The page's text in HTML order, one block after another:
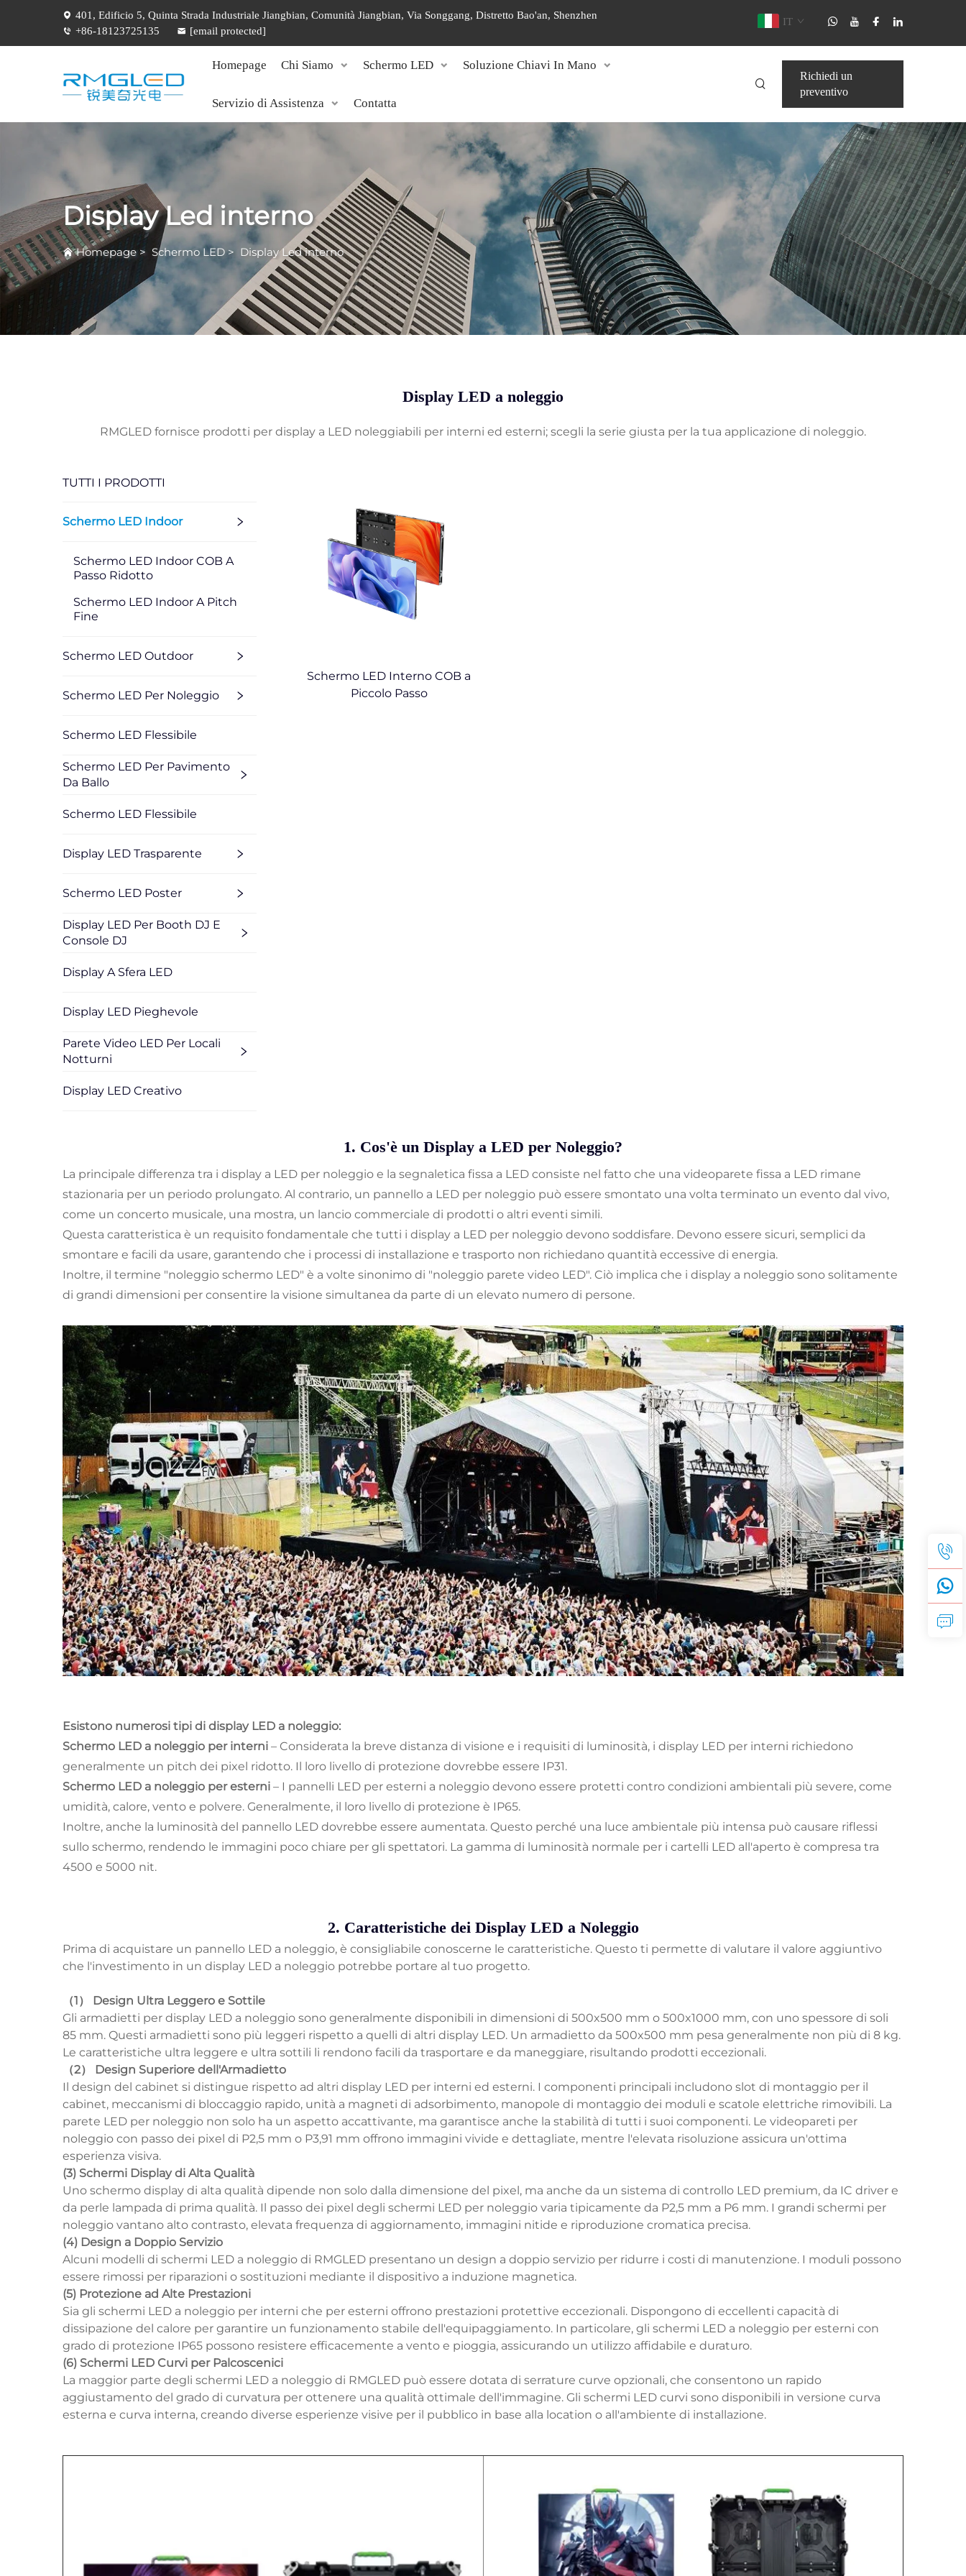
401, Edificio 5, Quinta Strada Industriale Jiangbian, Comunità Jiangbian, Via Songgang, Distretto Bao'an, Shenzhen
+86-18123725135
[email protected]
IT
Homepage Chi Siamo Schermo LED Soluzione Chiavi In Mano
Servizio di Assistenza Contatta
Richiedi un
preventivo
Display Led interno
Homepage> Schermo LED> Display Led interno
Display LED a noleggio
RMGLED fornisce prodotti per display a LED noleggiabili per interni ed esterni; scegli la serie giusta per la tua applicazione di noleggio.
TUTTI I PRODOTTI
Schermo LED Indoor
Schermo LED Indoor COB A
Passo Ridotto
Schermo LED Indoor A Pitch
Fine
Schermo LED Outdoor
Schermo LED Per Noleggio
Schermo LED Flessibile
Schermo LED Per Pavimento
Da Ballo
Schermo LED Flessibile
Display LED Trasparente
Schermo LED Poster
Display LED Per Booth DJ E
Console DJ
Display A Sfera LED
Display LED Pieghevole
Parete Video LED Per Locali
Notturni
Display LED Creativo
Schermo LED Interno COB a
Piccolo Passo
1. Cos'è un Display a LED per Noleggio?
La principale differenza tra i display a LED per noleggio e la segnaletica fissa a LED consiste nel fatto che una videoparete fissa a LED rimane
stazionaria per un periodo prolungato. Al contrario, un pannello a LED per noleggio può essere smontato una volta terminato un evento dal vivo,
come un concerto musicale, una mostra, un lancio commerciale di prodotti o altri eventi simili.
Questa caratteristica è un requisito fondamentale che tutti i display a LED per noleggio devono soddisfare. Devono essere sicuri, semplici da
smontare e facili da usare, garantendo che i processi di installazione e trasporto non richiedano quantità eccessive di energia.
Inoltre, il termine "noleggio schermo LED" è a volte sinonimo di "noleggio parete video LED". Ciò implica che i display a noleggio sono solitamente
di grandi dimensioni per consentire la visione simultanea da parte di un elevato numero di persone.
Esistono numerosi tipi di display LED a noleggio:
Schermo LED a noleggio per interni – Considerata la breve distanza di visione e i requisiti di luminosità, i display LED per interni richiedono
generalmente un pitch dei pixel ridotto. Il loro livello di protezione dovrebbe essere IP31.
Schermo LED a noleggio per esterni – I pannelli LED per esterni a noleggio devono essere protetti contro condizioni ambientali più severe, come
umidità, calore, vento e polvere. Generalmente, il loro livello di protezione è IP65.
Inoltre, anche la luminosità del pannello LED dovrebbe essere aumentata. Questo perché una luce ambientale più intensa può causare riflessi
sullo schermo, rendendo le immagini poco chiare per gli spettatori. La gamma di luminosità normale per i cartelli LED all'aperto è compresa tra
4500 e 5000 nit.
2. Caratteristiche dei Display LED a Noleggio
Prima di acquistare un pannello LED a noleggio, è consigliabile conoscerne le caratteristiche. Questo ti permette di valutare il valore aggiuntivo
che l'investimento in un display LED a noleggio potrebbe portare al tuo progetto.
（1） Design Ultra Leggero e Sottile
Gli armadietti per display LED a noleggio sono generalmente disponibili in dimensioni di 500x500 mm o 500x1000 mm, con uno spessore di soli
85 mm. Questi armadietti sono più leggeri rispetto a quelli di altri display LED. Un armadietto da 500x500 mm pesa generalmente non più di 8 kg.
Le caratteristiche ultra leggere e ultra sottili li rendono facili da trasportare e da maneggiare, risultando prodotti eccezionali.
（2） Design Superiore dell'Armadietto
Il design del cabinet si distingue rispetto ad altri display LED per interni ed esterni. I componenti principali includono slot di montaggio per il
cabinet, meccanismi di bloccaggio rapido, unità a magneti di adsorbimento, manopole di montaggio dei moduli e scatole elettriche rimovibili. La
parete LED per noleggio non solo ha un aspetto accattivante, ma garantisce anche la stabilità di tutti i suoi componenti. Le videopareti per
noleggio con passo dei pixel di P2,5 mm o P3,91 mm offrono immagini vivide e dettagliate, mentre l'elevata risoluzione assicura un'ottima
esperienza visiva.
(3) Schermi Display di Alta Qualità
Uno schermo display di alta qualità dipende non solo dalla dimensione del pixel, ma anche da un sistema di controllo LED premium, da IC driver e
da perle lampada di prima qualità. Il passo dei pixel degli schermi LED per noleggio varia tipicamente da P2,5 mm a P6 mm. I grandi schermi per
noleggio vantano alto contrasto, elevata frequenza di aggiornamento, immagini nitide e riproduzione cromatica precisa.
(4) Design a Doppio Servizio
Alcuni modelli di schermi LED a noleggio di RMGLED presentano un design a doppio servizio per ridurre i costi di manutenzione. I moduli possono
essere rimossi per riparazioni o sostituzioni mediante il dispositivo a induzione magnetica.
(5) Protezione ad Alte Prestazioni
Sia gli schermi LED a noleggio per interni che per esterni offrono prestazioni protettive eccezionali. Dispongono di eccellenti capacità di
dissipazione del calore per garantire un funzionamento stabile dell'equipaggiamento. In particolare, gli schermi LED a noleggio per esterni con
grado di protezione IP65 possono resistere efficacemente a vento e pioggia, assicurando un utilizzo affidabile e duraturo.
(6) Schermi LED Curvi per Palcoscenici
La maggior parte degli schermi LED a noleggio di RMGLED può essere dotata di serrature curve opzionali, che consentono un rapido
aggiustamento del grado di curvatura per ottenere una qualità ottimale dell'immagine. Gli schermi LED curvi sono disponibili in versione curva
esterna e curva interna, creando diverse esperienze visive per il pubblico in base alla location o all'ambiente di installazione.